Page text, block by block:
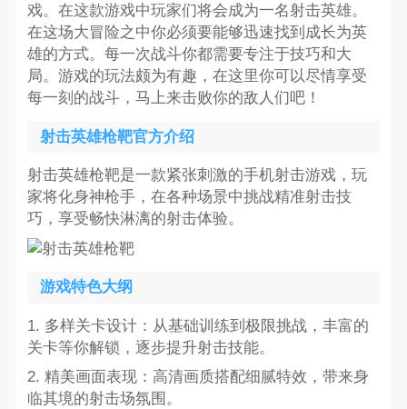
戏。在这款游戏中玩家们将会成为一名射击英雄。
在这场大冒险之中你必须要能够迅速找到成长为英
雄的方式。每一次战斗你都需要专注于技巧和大
局。游戏的玩法颇为有趣，在这里你可以尽情享受
每一刻的战斗，马上来击败你的敌人们吧！
射击英雄枪靶官方介绍
射击英雄枪靶是一款紧张刺激的手机射击游戏，玩
家将化身神枪手，在各种场景中挑战精准射击技
巧，享受畅快淋漓的射击体验。
游戏特色大纲
1. 多样关卡设计：从基础训练到极限挑战，丰富的
关卡等你解锁，逐步提升射击技能。
2. 精美画面表现：高清画质搭配细腻特效，带来身
临其境的射击场氛围。